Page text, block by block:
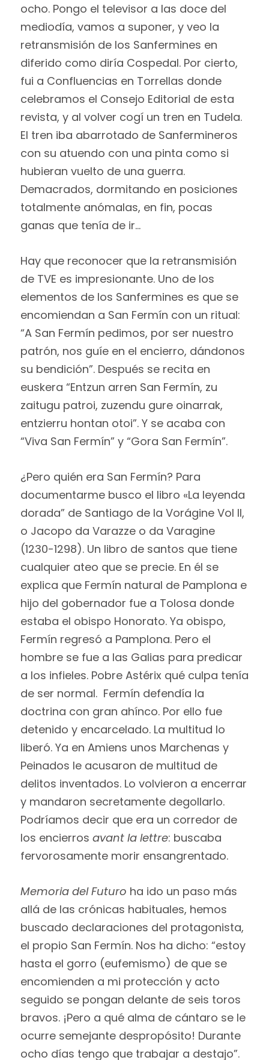
ocho. Pongo el televisor a las doce del
mediodía, vamos a suponer, y veo la
retransmisión de los Sanfermines en
diferido como diría Cospedal. Por cierto,
fui a Confluencias en Torrellas donde
celebramos el Consejo Editorial de esta
revista, y al volver cogí un tren en Tudela.
El tren iba abarrotado de Sanfermineros
con su atuendo con una pinta como si
hubieran vuelto de una guerra.
Demacrados, dormitando en posiciones
totalmente anómalas, en fin, pocas
ganas que tenía de ir…
Hay que reconocer que la retransmisión
de TVE es impresionante. Uno de los
elementos de los Sanfermines es que se
encomiendan a San Fermín con un ritual:
“A San Fermín pedimos, por ser nuestro
patrón, nos guíe en el encierro, dándonos
su bendición”. Después se recita en
euskera “Entzun arren San Fermín, zu
zaitugu patroi, zuzendu gure oinarrak,
entzierru hontan otoi”. Y se acaba con
“Viva San Fermín” y “Gora San Fermín”.
¿Pero quién era San Fermín? Para
documentarme busco el libro «La leyenda
dorada” de Santiago de la Vorágine Vol II,
o Jacopo da Varazze o da Varagine
(1230-1298). Un libro de santos que tiene
cualquier ateo que se precie. En él se
explica que Fermín natural de Pamplona e
hijo del gobernador fue a Tolosa donde
estaba el obispo Honorato. Ya obispo,
Fermín regresó a Pamplona. Pero el
hombre se fue a las Galias para predicar
a los infieles. Pobre Astérix qué culpa tenía
de ser normal. Fermín defendía la
doctrina con gran ahínco. Por ello fue
detenido y encarcelado. La multitud lo
liberó. Ya en Amiens unos Marchenas y
Peinados le acusaron de multitud de
delitos inventados. Lo volvieron a encerrar
y mandaron secretamente degollarlo.
Podríamos decir que era un corredor de
los encierros avant la lettre: buscaba
fervorosamente morir ensangrentado.
Memoria del Futuro ha ido un paso más
allá de las crónicas habituales, hemos
buscado declaraciones del protagonista,
el propio San Fermín. Nos ha dicho: “estoy
hasta el gorro (eufemismo) de que se
encomienden a mi protección y acto
seguido se pongan delante de seis toros
bravos. ¡Pero a qué alma de cántaro se le
ocurre semejante despropósito! Durante
ocho días tengo que trabajar a destajo”.